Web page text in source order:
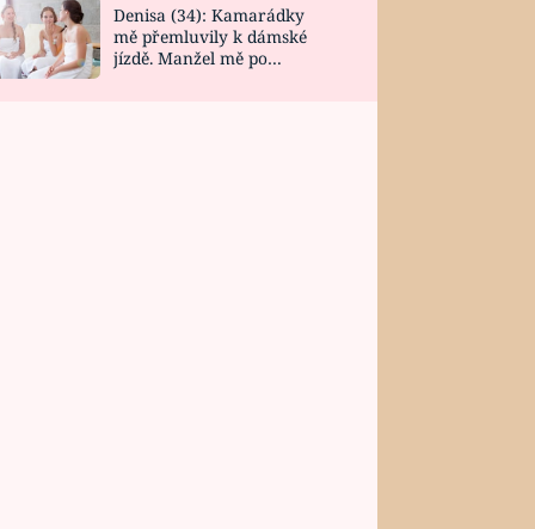
Denisa (34): Kamarádky
mě přemluvily k dámské
jízdě. Manžel mě po